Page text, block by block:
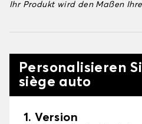
Ihr Produkt wird den Maßen
Personalisieren
siège auto
1. Version